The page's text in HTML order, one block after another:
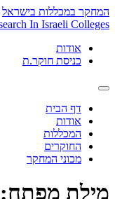
Skip
to
המחקר במכללות בישראל
In Israeli Colleges
אודות
כניסת חוקר.ת
דף הבית
אודות
המכללות
החוקרים
מכוני המחקר
מילת מפתח: